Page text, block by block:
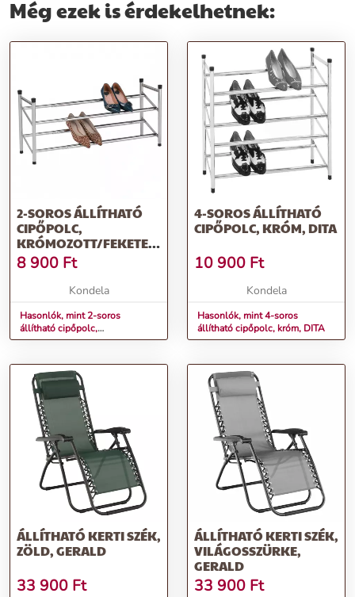
Még ezek is érdekelhetnek:
2-SOROS ÁLLÍTHATÓ
CIPŐPOLC,
KRÓMOZOTT/FEKETE,
TEA
8 900 Ft
Kondela
Hasonlók, mint 2-soros
állítható cipőpolc,
krómozott/fekete, TEA
4-SOROS ÁLLÍTHATÓ
CIPŐPOLC, KRÓM, DITA
10 900 Ft
Kondela
Hasonlók, mint 4-soros
állítható cipőpolc, króm, DITA
ÁLLÍTHATÓ KERTI SZÉK,
ZÖLD, GERALD
33 900 Ft
ÁLLÍTHATÓ KERTI SZÉK,
VILÁGOSSZÜRKE,
GERALD
33 900 Ft